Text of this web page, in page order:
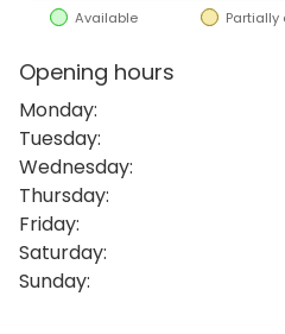
Available
Opening hours
Monday:
Tuesday:
Wednesday:
Thursday:
Friday:
Saturday:
Sunday: